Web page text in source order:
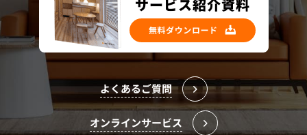
よくあるご質問
オンラインサービス